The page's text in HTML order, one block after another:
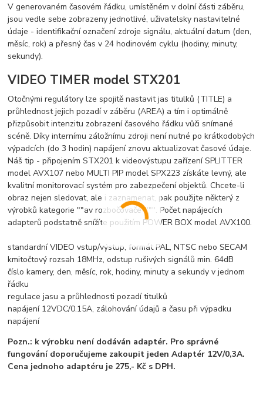
V generovaném časovém řádku, umístěném v dolní části záběru,
jsou vedle sebe zobrazeny jednotlivé, uživatelsky nastavitelné
údaje - identifikační označení zdroje signálu, aktuální datum (den,
měsíc, rok) a přesný čas v 24 hodinovém cyklu (hodiny, minuty,
sekundy).
VIDEO TIMER model STX201
Otočnými regulátory lze spojitě nastavit jas titulků (TITLE) a
průhlednost jejich pozadí v záběru (AREA) a tím i optimálně
přizpůsobit intenzitu zobrazení časového řádku vůči snímané
scéně. Díky internímu záložnímu zdroji není nutné po krátkodobých
výpadcích (do 3 hodin) napájení znovu aktualizovat časové údaje.
Náš tip - připojením STX201 k videovýstupu zařízení SPLITTER
model AVX107 nebo MULTI PIP model SPX223 získáte levný, ale
kvalitní monitorovací systém pro zabezpečení objektů. Chcete-li
obraz nejen sledovat, ale i zaznamenat, pak použijte některý z
výrobků kategorie ""av rozbočovače"""". Počet napájecích
adapterů podstatně snížíte použitím POWER BOX model AVX100.
standardní VIDEO vstup/výstup, formát PAL, NTSC nebo SECAM
kmitočtový rozsah 18MHz, odstup rušivých signálů min. 64dB
číslo kamery, den, měsíc, rok, hodiny, minuty a sekundy v jednom
řádku
regulace jasu a průhlednosti pozadí titulků
napájení 12VDC/0.15A, zálohování údajů a času při výpadku
napájení
Pozn.: k výrobku není dodáván adaptér. Pro správné
fungování doporučujeme zakoupit jeden Adaptér 12V/0,3A.
Cena jednoho adaptéru je 275,- Kč s DPH.